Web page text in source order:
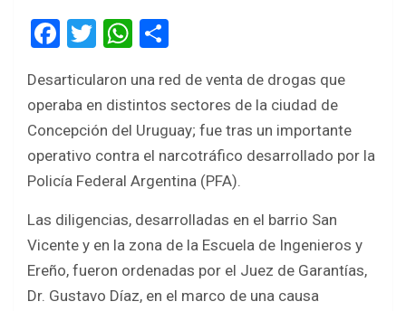
F
ce
b
o
o
k
T
tt
er
W
at
s
A
p
p
ar
e
Desarticularon una red de venta de drogas que
operaba en distintos sectores de la ciudad de
Concepción del Uruguay; fue tras un importante
operativo contra el narcotráfico desarrollado por la
Policía Federal Argentina (PFA).
Las diligencias, desarrolladas en el barrio San
Vicente y en la zona de la Escuela de Ingenieros y
Ereño, fueron ordenadas por el Juez de Garantías,
Dr. Gustavo Díaz, en el marco de una causa